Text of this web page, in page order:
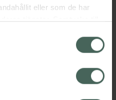
eller som de har
tjänster. Samtycke till
samtycke påverkar inte
skett innan återkallelsen.
vetenskapligt
och för att
ordning):